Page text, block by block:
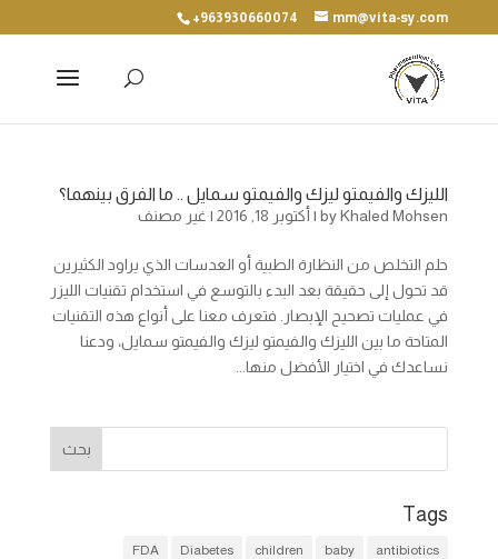
+963930660074 mm@vita-sy.com
الليزك والفيمتو ليزك والفيمتو سمايل .. ما الفرق بينهما؟
byKhaled Mohsen
| أكتوبر 18, 2016 | غير مصنف
حلم التخلص من النظارة الطبية أو العدسات الذي يراود الكثيرين
قد تحول إلى حقيقة بعد البدء بالتوسع في استخدام تقنيات الليزر
في عمليات تصحيح الإبصار. فتعرف معنا على أنواع هذه التقنيات
المتاحة ما بين الليزك والفيمتو ليزك والفيمتو سمايل، ودعنا
نساعدك في اختيار الأفضل منها...
Tags
antibiotics
baby
children
Diabetes
FDA